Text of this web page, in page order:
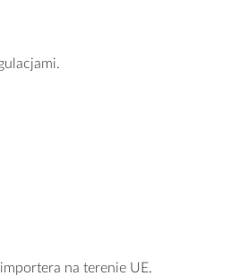
na terenie UE.